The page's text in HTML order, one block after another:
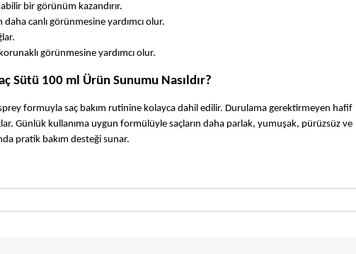
bir görünüm kazandırır.
canlı görünmesine yardımcı olur.
görünmesine yardımcı olur.
Sütü 100 ml Ürün Sunumu Nasıldır?
formuyla saç bakım rutinine kolayca dahil edilir. Durulama gerektirmeyen hafif
Günlük kullanıma uygun formülüyle saçların daha parlak, yumuşak, pürüzsüz ve
pratik bakım desteği sunar.